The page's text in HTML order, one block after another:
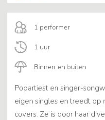
1 performer
Binnen en buiten
1 uur
Popartiest en singer-
eigen singles en treedt op
covers. Ze is door haar